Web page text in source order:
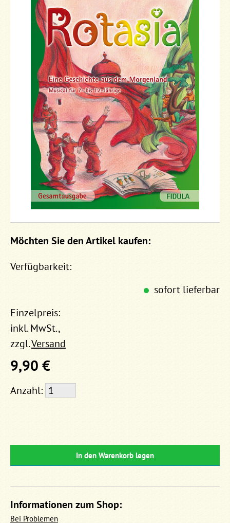
Möchten Sie den Artikel kaufen:
Verfügbarkeit:
sofort lieferbar
Einzelpreis:
inkl. MwSt.,
zzgl.Versand
9,90 €
Anzahl:
In den Warenkorb legen
Informationen zum Shop:
Bei Problemen